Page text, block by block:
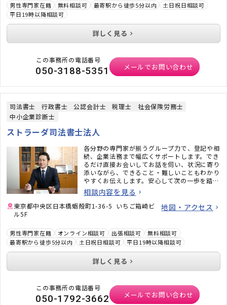
男性専門家在籍 無料相談可 最寄駅から徒歩5分以内
土日祝日相談可
平日19時以降相談可
詳しく見る
この事務所の電話番号
050-3188-5351 メールでお問い合わせ
司法書士 行政書士 公認会計士 税理士
社会保険労務士
中小企業診断士
ストラーダ司法書士法人
各分野の専門家が揃うグループ力で、登記や相
続、企業法務まで幅広くサポートします。でき
るだけ直接お会いしてお話を伺い、状況に寄り
添いながら、できること・難しいこともわかり
やすくお伝えします。安心して次の一歩を踏み
出せるよう、いっしょに道筋を整えていきま
す。
相談内容を見る
東京都中央区日本橋蛎殻町1-36-5 いちご箱崎ビ
ル5F
地図・アクセス
男性専門家在籍 オンライン相談可 出張相談可
無料相談可
最寄駅から徒歩5分以内
土日祝日相談可 平日19時以降相談可
詳しく見る
この事務所の電話番号
050-1792-3662 メールでお問い合わせ